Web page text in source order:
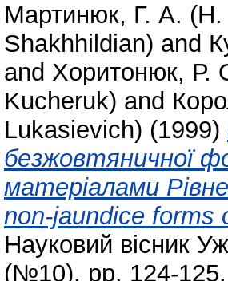
Мартинюк, Г. А.
Shakhhildian) and
and Хоритонюк, Р.
Kucheruk) and
Lukasievich) (1999)
безжовтяничної
матеріалами
non-jaundice forms
Науковий вісник
(№10). pp. 124-125.